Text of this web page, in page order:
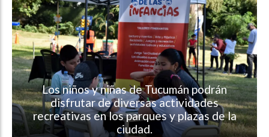
Los niños y niñas de Tucumán podrán
disfrutar de diversas actividades
recreativas en los parques y plazas de la
ciudad.